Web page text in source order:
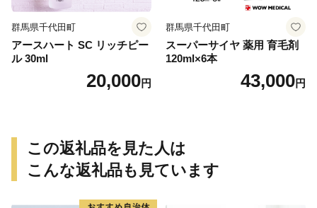
群馬県千代田町
アースハート SC リッチピー
ル 30ml
20,000円
群馬県千代田町
スーパーサイヤ 薬用 育毛剤
120ml×6本
43,000円
この返礼品を見た人は
こんな返礼品も見ています